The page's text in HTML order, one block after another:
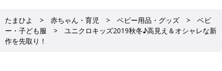
たまひよ 赤ちゃん・育児 ベビー用品・グッズ
ベビ
ー・子ども服
ユニクロキッズ2019秋冬♪高見え＆オシャレな新
作を先取り！